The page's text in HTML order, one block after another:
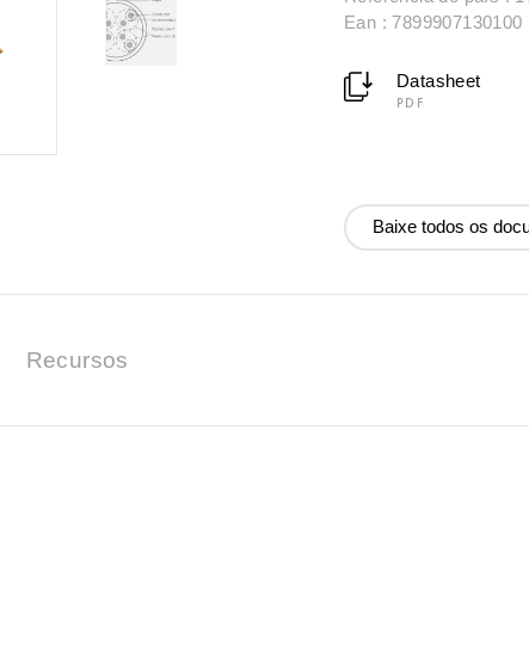
Ean : 7899907130100
Datasheet
PDF
Baixe todos os
Recursos